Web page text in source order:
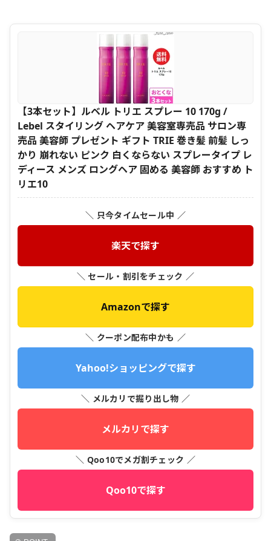
【3本セット】ルベル トリエ スプレー 10 170g /
Lebel スタイリング ヘアケア 美容室専売品 サロン専
売品 美容師 プレゼント ギフト TRIE 巻き髪 前髪 しっ
かり 崩れない ピンク 白くならない スプレータイプ レ
ディース メンズ ロングヘア 固める 美容師 おすすめ ト
リエ10
＼ 只今タイムセール中 ／
楽天で探す
＼ セール・割引をチェック ／
Amazonで探す
＼ クーポン配布中かも ／
Yahoo!ショッピングで探す
＼ メルカリで掘り出し物 ／
メルカリで探す
＼ Qoo10でメガ割チェック ／
Qoo10で探す